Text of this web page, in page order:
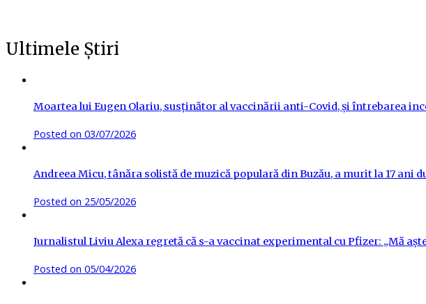
Ultimele Știri
Moartea lui Eugen Olariu, susținător al vaccinării anti-Covid, și întrebarea
Posted on 03/07/2026
Andreea Micu, tânăra solistă de muzică populară din Buzău, a murit la 17 ani
Posted on 25/05/2026
Jurnalistul Liviu Alexa regretă că s-a vaccinat experimental cu Pfizer: „Mă
Posted on 05/04/2026